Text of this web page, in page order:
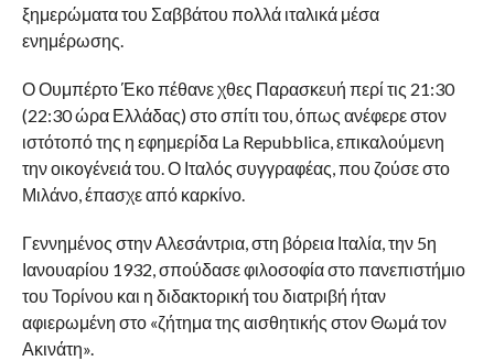
ξημερώματα του Σαββάτου πολλά ιταλικά μέσα
ενημέρωσης.
Ο Ουμπέρτο Έκο πέθανε χθες Παρασκευή περί τις 21:30
(22:30 ώρα Ελλάδας) στο σπίτι του, όπως ανέφερε στον
ιστότοπό της η εφημερίδα La Repubblica, επικαλούμενη
την οικογένειά του. Ο Ιταλός συγγραφέας, που ζούσε στο
Μιλάνο, έπασχε από καρκίνο.
Γεννημένος στην Αλεσάντρια, στη βόρεια Ιταλία, την 5η
Ιανουαρίου 1932, σπούδασε φιλοσοφία στο πανεπιστήμιο
του Τορίνου και η διδακτορική του διατριβή ήταν
αφιερωμένη στο «ζήτημα της αισθητικής στον Θωμά τον
Ακινάτη».